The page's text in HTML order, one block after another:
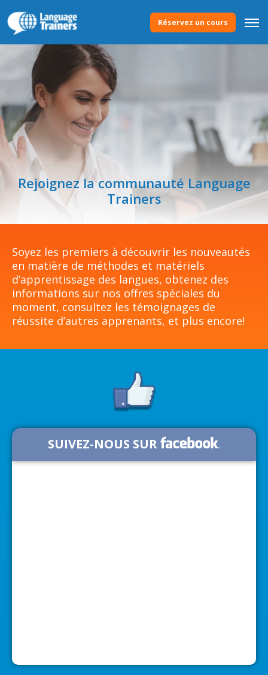
Réservez un cours
Rejoignez la communauté Language
Trainers
Soyez les premiers à découvrir les nouveautés
en matière de méthodes et matériels
d’apprentissage des langues, obtenez des
informations sur nos offres spéciales du
moment, consultez les témoignages de
réussite d’autres apprenants, et plus encore!
SUIVEZ-NOUS SUR